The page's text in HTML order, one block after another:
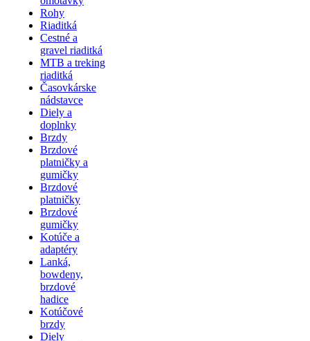
Rohy
Riaditká
Cestné a
gravel riaditká
MTB a treking
riaditká
Časovkárske
nádstavce
Diely a
doplnky
Brzdy
Brzdové
platničky a
gumičky
Brzdové
platničky
Brzdové
gumičky
Kotúče a
adaptéry
Lanká,
bowdeny,
brzdové
hadice
Kotúčové
brzdy
Diely